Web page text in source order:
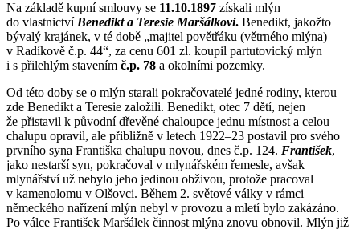
Na základě kupní smlouvy se 11.10.1897 získali mlýn
do vlastnictví Benedikt a Teresie Maršálkovi. Benedikt, jakožto
bývalý krajánek, v té době „majitel povětřáku (větrného mlýna)
v Radíkově č.p. 44“, za cenu 601 zl. koupil partutovický mlýn
i s přilehlým stavením č.p. 78 a okolními pozemky.
Od této doby se o mlýn starali pokračovatelé jedné rodiny, kterou
zde Benedikt a Teresie založili. Benedikt, otec 7 dětí, nejen
že přistavil k původní dřevěné chaloupce jednu místnost a celou
chalupu opravil, ale přibližně v letech 1922–23 postavil pro svého
prvního syna Františka chalupu novou, dnes č.p. 124. František,
jako nestarší syn, pokračoval v mlynářském řemesle, avšak
mlynářství už nebylo jeho jedinou obživou, protože pracoval
v kamenolomu v Olšovci. Během 2. světové války v rámci
německého nařízení mlýn nebyl v provozu a mletí bylo zakázáno.
Po válce František Maršálek činnost mlýna znovu obnovil. Mlýn již